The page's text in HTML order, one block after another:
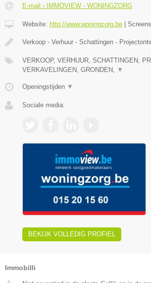
E-mail › IMMOVIEW - WONINGZORG
Website: http://www.woningzorg.be |
Verkoop - Verhuur - Schattingen -
VERKOOP, VERHUUR, SCHATTINGEN,
VERKAVELINGEN, GRONDEN,
▼
Openingstijden ▼
Sociale media:
BEKIJK VOLLEDIG PROFIEL
Immobilli